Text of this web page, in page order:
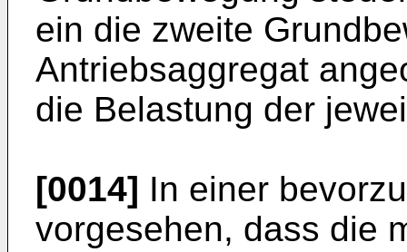
ein die zweite
Antriebsaggregat
die Belastung der
[0014] In einer
vorgesehen, dass die